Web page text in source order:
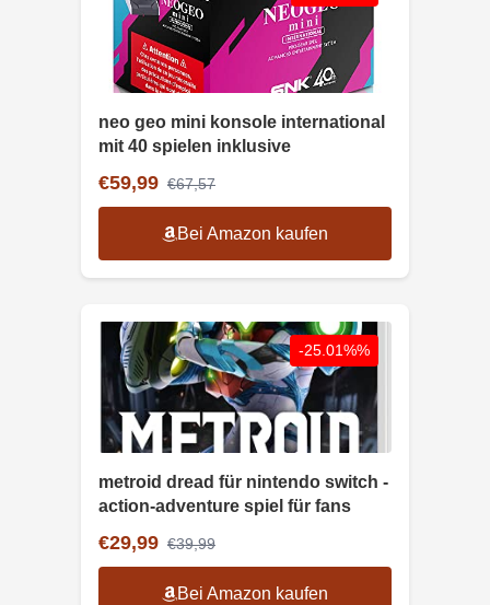
neo geo mini konsole international
mit 40 spielen inklusive
€59,99 €67,57
Bei Amazon kaufen
-25.01%%
metroid dread für nintendo switch -
action-adventure spiel für fans
€29,99 €39,99
Bei Amazon kaufen